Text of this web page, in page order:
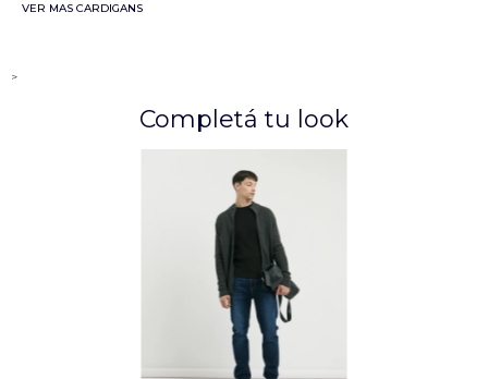
VER MAS CARDIGANS
>
Completá tu look